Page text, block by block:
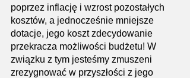
poprzez inflację i wzrost pozostałych
kosztów, a jednocześnie mniejsze
dotacje, jego koszt zdecydowanie
przekracza możliwości budżetu! W
związku z tym jesteśmy zmuszeni
zrezygnować w przyszłości z jego